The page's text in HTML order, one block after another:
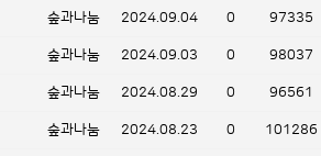
숲과나눔 2024.09.04 0 97335
숲과나눔 2024.09.03 0 98037
숲과나눔 2024.08.29 0 96561
숲과나눔 2024.08.23 0 101286